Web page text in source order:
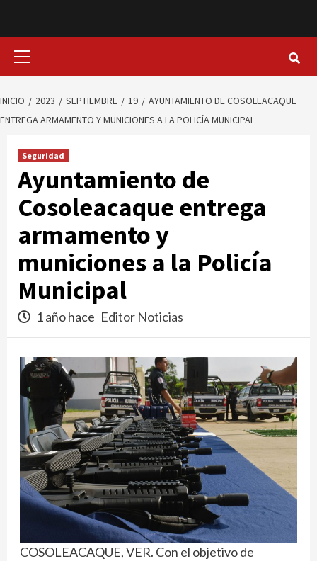
Menú
INICIO 2023 SEPTIEMBRE 19
AYUNTAMIENTO DE COSOLEACAQUE
ENTREGA ARMAMENTO Y MUNICIONES A LA POLICÍA MUNICIPAL
Seguridad
Ayuntamiento de
Cosoleacaque entrega
armamento y
municiones a la Policía
Municipal
1 año hace Editor Noticias
COSOLEACAQUE, VER. Con el objetivo de